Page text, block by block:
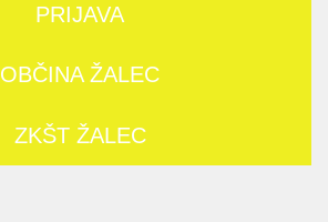
PRIJAVA
OBČINA ŽALEC
ZKŠT ŽALEC